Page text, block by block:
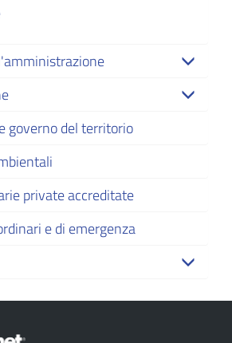
governo del territorio
private accreditate
e di emergenza